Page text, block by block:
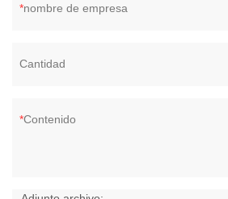
nombre de empresa
Cantidad
Contenido